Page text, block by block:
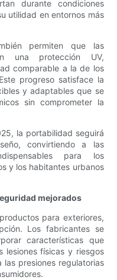
durante condiciones
utilidad en entornos más
permiten que las
una protección UV,
comparable a la de los
progreso satisface la
y adaptables que se
sin comprometer la
la portabilidad seguirá
convirtiendo a las
para los
y los habitantes urbanos
mejorados
para exteriores,
Los fabricantes se
características que
lesiones físicas y riesgos
presiones regulatorias